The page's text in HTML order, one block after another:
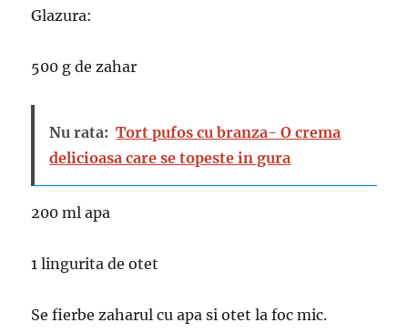
Glazura:
500 g de zahar
Nu rata: Tort pufos cu branza- O crema
delicioasa care se topeste in gura
200 ml apa
1 lingurita de otet
Se fierbe zaharul cu apa si otet la foc mic.